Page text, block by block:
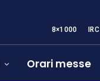
8×1000 IRC
Orari messe